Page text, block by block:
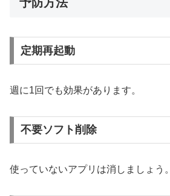
定期再起動
週に1回でも効果があります。
不要ソフト削除
使っていないアプリは消しましょう。